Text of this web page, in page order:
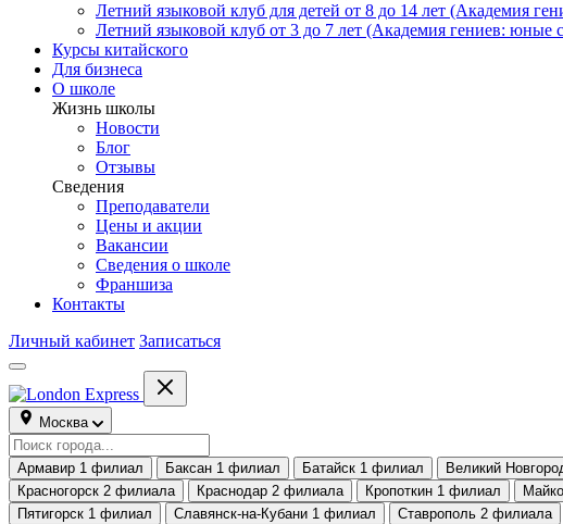
Летний языковой клуб для детей от 8 до 14 лет (Академия
Летний языковой клуб от 3 до 7 лет (Академия гениев: юные
Курсы китайского
Для бизнеса
О школе
Жизнь школы
Новости
Блог
Отзывы
Сведения
Преподаватели
Цены и акции
Вакансии
Сведения о школе
Франшиза
Контакты
Личный кабинет Записаться
Москва
Армавир 1 филиал Баксан 1 филиал Батайск 1 филиал Великий
Красногорск 2 филиала Краснодар 2 филиала Кропоткин 1 филиал
Пятигорск 1 филиал Славянск-на-Кубани 1 филиал Ставрополь 2 филиала